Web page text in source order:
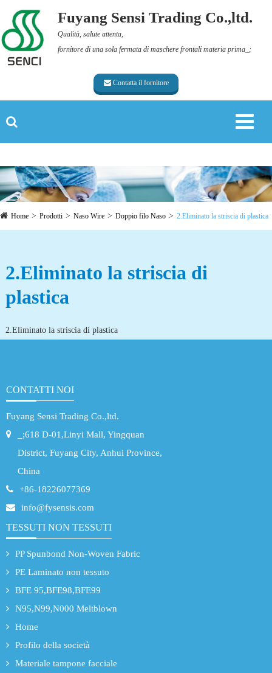
Fuyang Sensi Trading Co.,ltd.
Qualità, salute attenta,
fornitore di una sola fermata di maschere frontali materia prima_;
Contatta il fornitore
Home Prodotti Naso Wire Doppio filo Naso 2.Eliminato la striscia di plastica
2.Eliminato la striscia di
plastica
2.Eliminato la striscia di plastica
CONTATTI NOI
Fuyang Sensi Trading Co.,ltd.
_;618 D-01,Linyi Mall, Yingquan
District, Fuyang City, Anhui Province,
China
+86-18226077369
info@fysensis.com
TESSUTI NON TESSUTI
PP Spunbond Non-Woven Fabric
PE Laminato non tessuto
BFE 95,BFE98,BFE99
N95,N99,N000 Meltblown
Home
Profilo della società
Materiale tampone facciale